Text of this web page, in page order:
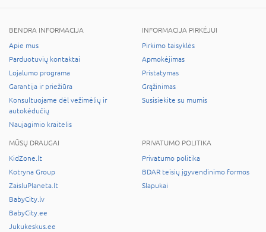
BENDRA INFORMACIJA
Apie mus
Parduotuvių kontaktai
Lojalumo programa
Garantija ir priežiūra
Konsultuojame dėl vežimėlių ir
autokėdučių
Naujagimio kraitelis
INFORMACIJA PIRKĖJUI
Pirkimo taisyklės
Apmokėjimas
Pristatymas
Grąžinimas
Susisiekite su mumis
MŪSŲ DRAUGAI
KidZone.lt
Kotryna Group
ZaisluPlaneta.lt
BabyCity.lv
BabyCity.ee
Jukukeskus.ee
PRIVATUMO POLITIKA
Privatumo politika
BDAR teisių įgyvendinimo formos
Slapukai